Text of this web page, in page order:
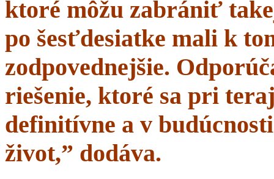
ktoré môžu zabrániť
po šesťdesiatke mali k
zodpovednejšie.
riešenie, ktoré sa pri
definitívne a v
život,” dodáva.